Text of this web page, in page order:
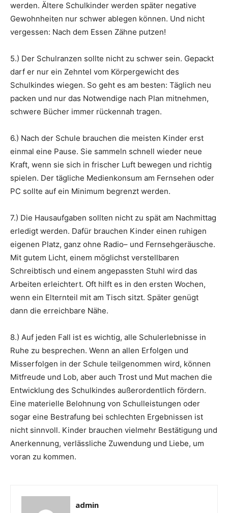
werden. Ältere Schulkinder werden später negative
Gewohnheiten nur schwer ablegen können. Und nicht
vergessen: Nach dem Essen Zähne putzen!
5.) Der Schulranzen sollte nicht zu schwer sein. Gepackt
darf er nur ein Zehntel vom Körpergewicht des
Schulkindes wiegen. So geht es am besten: Täglich neu
packen und nur das Notwendige nach Plan mitnehmen,
schwere Bücher immer rückennah tragen.
6.) Nach der Schule brauchen die meisten Kinder erst
einmal eine Pause. Sie sammeln schnell wieder neue
Kraft, wenn sie sich in frischer Luft bewegen und richtig
spielen. Der tägliche Medienkonsum am Fernsehen oder
PC sollte auf ein Minimum begrenzt werden.
7.) Die Hausaufgaben sollten nicht zu spät am Nachmittag
erledigt werden. Dafür brauchen Kinder einen ruhigen
eigenen Platz, ganz ohne Radio– und Fernsehgeräusche.
Mit gutem Licht, einem möglichst verstellbaren
Schreibtisch und einem angepassten Stuhl wird das
Arbeiten erleichtert. Oft hilft es in den ersten Wochen,
wenn ein Elternteil mit am Tisch sitzt. Später genügt
dann die erreichbare Nähe.
8.) Auf jeden Fall ist es wichtig, alle Schulerlebnisse in
Ruhe zu besprechen. Wenn an allen Erfolgen und
Misserfolgen in der Schule teilgenommen wird, können
Mitfreude und Lob, aber auch Trost und Mut machen die
Entwicklung des Schulkindes außerordentlich fördern.
Eine materielle Belohnung von Schulleistungen oder
sogar eine Bestrafung bei schlechten Ergebnissen ist
nicht sinnvoll. Kinder brauchen vielmehr Bestätigung und
Anerkennung, verlässliche Zuwendung und Liebe, um
voran zu kommen.
admin